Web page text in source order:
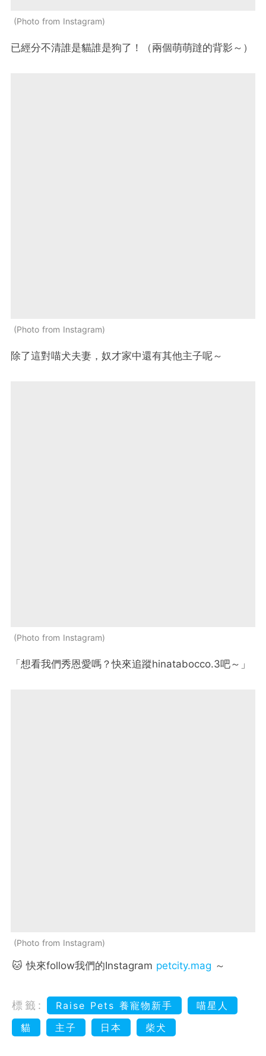
Photo from Instagram
已經分不清誰是貓誰是狗了！（兩個萌萌躂的背影～）
Photo from Instagram
除了這對喵犬夫妻，奴才家中還有其他主子呢～
Photo from Instagram
「想看我們秀恩愛嗎？快來追蹤hinatabocco.3吧～」
Photo from Instagram
🐱 快來follow我們的Instagram petcity.mag ～
標籤: Raise Pets 養寵物新手
喵星人
貓
主子 日本 柴犬